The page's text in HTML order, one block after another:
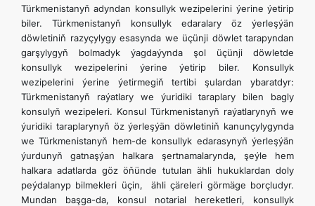
Türkmenistanyň adyndan konsullyk wezipelerini ýerine ýetirip
biler. Türkmenistanyň konsullyk edaralary öz ýerleşýän
döwletiniň razyçylygy esasynda we üçünji döwlet tarapyndan
garşylygyň bolmadyk ýagdaýynda şol üçünji döwletde
konsullyk wezipelerini ýerine ýetirip biler. Konsullyk
wezipelerini ýerine ýetirmegiň tertibi şulardan ybaratdyr:
Türkmenistanyň raýatlary we ýuridiki taraplary bilen bagly
konsulyň wezipeleri. Konsul Türkmenistanyň raýatlarynyň we
ýuridiki taraplarynyň öz ýerleşýän döwletiniň kanunçylygynda
we Türkmenistanyň hem-de konsullyk edarasynyň ýerleşýän
ýurdunyň gatnaşýan halkara şertnamalarynda, şeýle hem
halkara adatlarda göz öňünde tutulan ähli hukuklardan doly
peýdalanyp bilmekleri üçin, ähli çäreleri görmäge borçludyr.
Mundan başga-da, konsul notarial hereketleri, konsullyk